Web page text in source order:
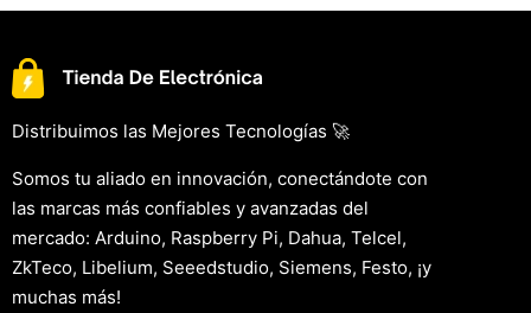
Distribuimos las Mejores Tecnologías 🚀
Somos tu aliado en innovación, conectándote con
las marcas más confiables y avanzadas del
mercado: Arduino, Raspberry Pi, Dahua, Telcel,
ZkTeco, Libelium, Seeedstudio, Siemens, Festo, ¡y
muchas más!